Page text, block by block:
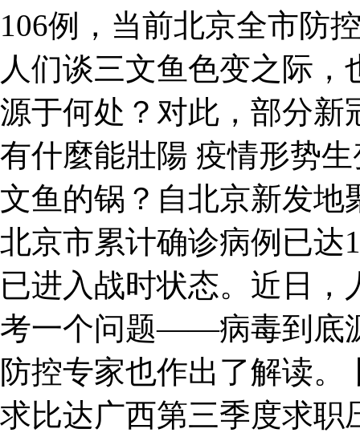
106例，当前北京全市防
人们谈三文鱼色变之际
源于何处？对此，部分新
有什麼能壯陽 疫情形势
文鱼的锅？自北京新发地
北京市累计确诊病例已达
已进入战时状态。近日
考一个问题——病毒到底
防控专家也作出了解读。
求比达广西第三季度求职